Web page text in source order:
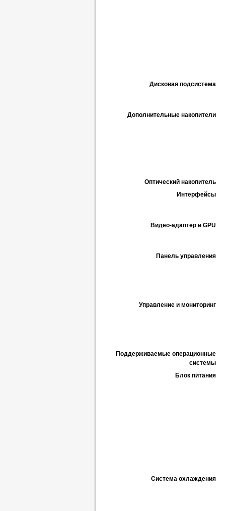
Дисковая подсистема
Дополнительные накопители
Оптический накопитель
Интерфейсы
Видео-адаптер и GPU
Панель управления
Управление и мониторинг
Поддерживаемые операционные
системы
Блок питания
Система охлаждения